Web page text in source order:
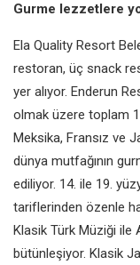
Gurme lezzetlere
Ela Quality Resort
restoran, üç snack
yer alıyor. Enderun
olmak üzere toplam
Meksika, Fransız ve
dünya mutfağının
ediliyor. 14. ile 19.
tariflerinden özenle
Klasik Türk Müziği ile
bütünleşiyor. Klasik